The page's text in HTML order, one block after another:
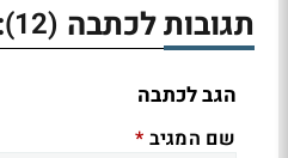
תגובות לכתבה (12)
הגב לכתבה
שם המגיב *